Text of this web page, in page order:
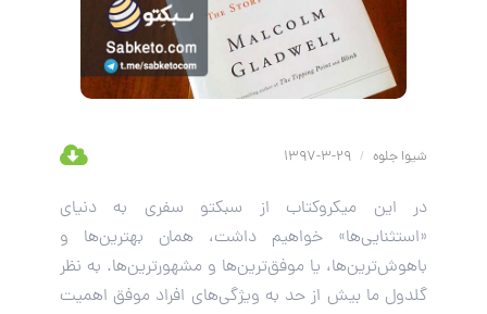
شیوا جلوه /
در این میکروکتاب از سبکتو سفری به دنیای
«استثنایی‌ها» خواهیم داشت، همان بهترین‌ها و
باهوش‌ترین‌ها، یا موفق‌ترین‌ها و مشهورترین‌ها. به نظر
گلدول ما بیش از حد به ویژگی‌های افراد موفق اهمیت